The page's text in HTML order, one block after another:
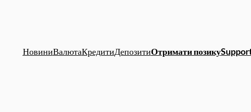
НовиниВалютаКредитиДепозитиОтримати позику